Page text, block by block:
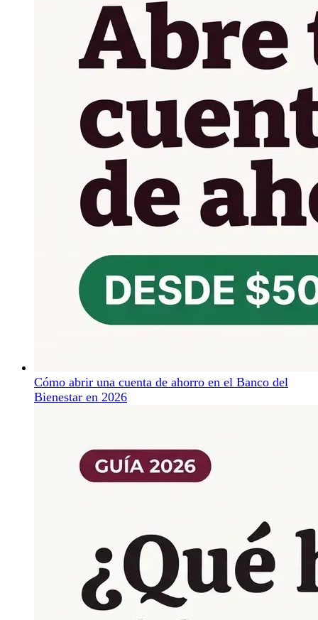
Cómo abrir una cuenta de ahorro en el Banco del
Bienestar en 2026